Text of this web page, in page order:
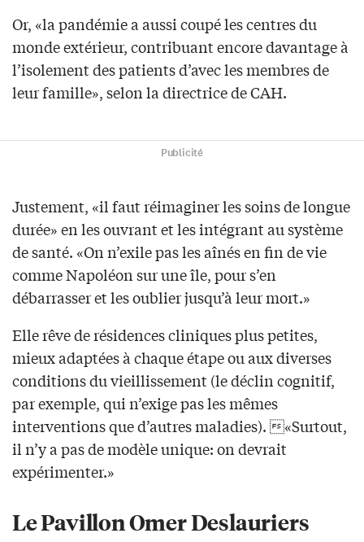
Or, «la pandémie a aussi coupé les centres du
monde extérieur, contribuant encore davantage à
l’isolement des patients d’avec les membres de
leur famille», selon la directrice de CAH.
Publicité
Justement, «il faut réimaginer les soins de longue
durée» en les ouvrant et les intégrant au système
de santé. «On n’exile pas les aînés en fin de vie
comme Napoléon sur une île, pour s’en
débarrasser et les oublier jusqu’à leur mort.»
Elle rêve de résidences cliniques plus petites,
mieux adaptées à chaque étape ou aux diverses
conditions du vieillissement (le déclin cognitif,
par exemple, qui n’exige pas les mêmes
interventions que d’autres maladies). «Surtout,
il n’y a pas de modèle unique: on devrait
expérimenter.»
Le Pavillon Omer Deslauriers